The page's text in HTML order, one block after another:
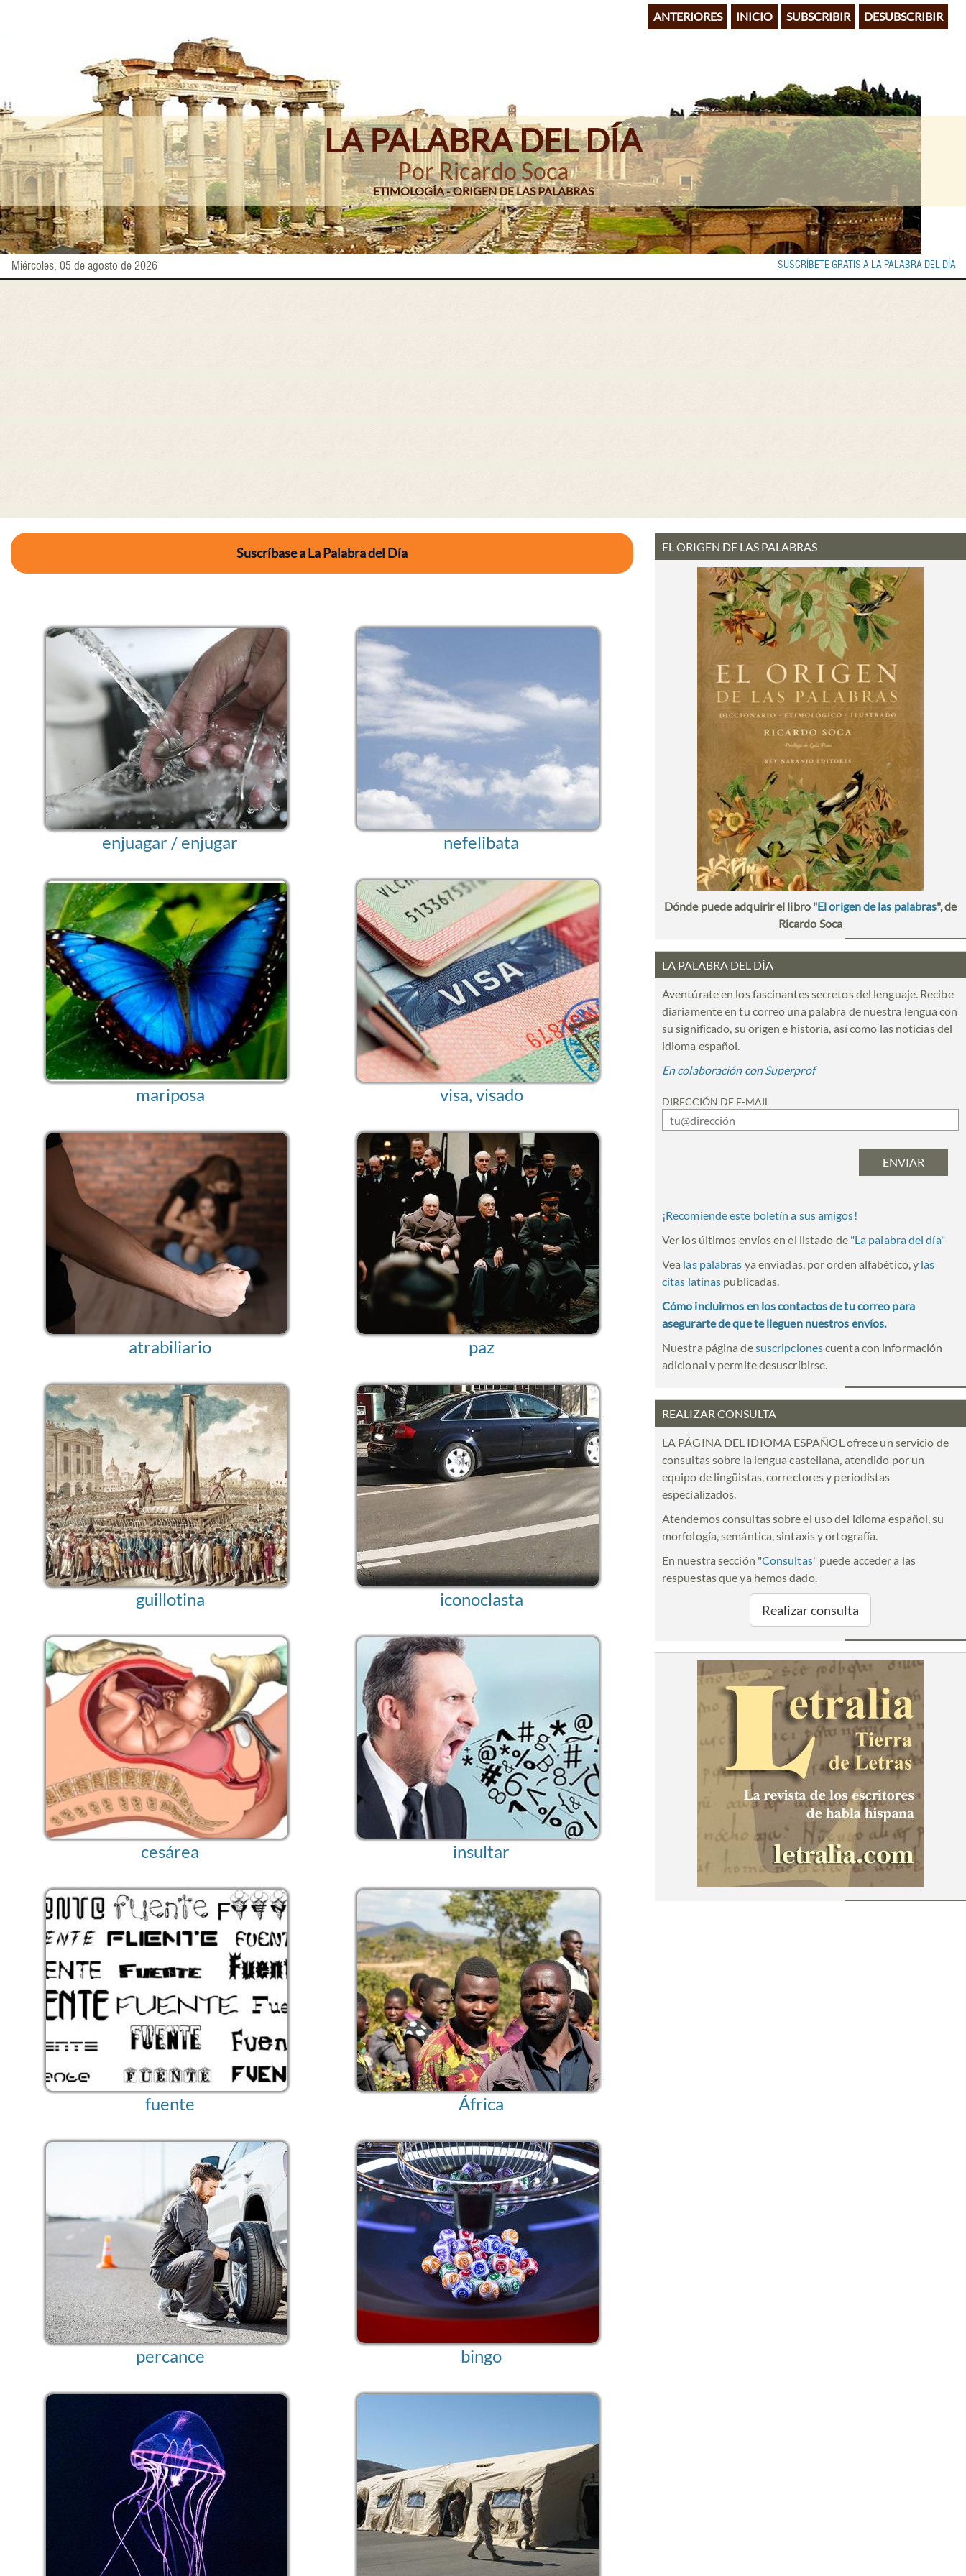
ANTERIORES INICIO SUBSCRIBIR DESUBSCRIBIR
LA PALABRA DEL DÍA
Por Ricardo Soca
ETIMOLOGÍA - ORIGEN DE LAS PALABRAS
Miércoles, 05 de agosto de 2026 SUSCRÍBETE GRATIS A LA PALABRA DEL DÍA
Suscríbase a La Palabra del Día
enjuagar / enjugar nefelibata
mariposa visa, visado
atrabiliario paz
guillotina iconoclasta
cesárea insultar
fuente África
percance bingo
EL ORIGEN DE LAS PALABRAS
Dónde puede adquirir el libro "El origen de las palabras", de
Ricardo Soca
LA PALABRA DEL DÍA
Aventúrate en los fascinantes secretos del lenguaje. Recibe
diariamente en tu correo una palabra de nuestra lengua con
su significado, su origen e historia, así como las noticias del
idioma español.
En colaboración con Superprof
DIRECCIÓN DE E-MAIL
¡Recomiende este boletín a sus amigos!
Ver los últimos envíos en el listado de "La palabra del día"
Vea las palabras ya enviadas, por orden alfabético, y las
citas latinas publicadas.
Cómo incluirnos en los contactos de tu correo para
asegurarte de que te lleguen nuestros envíos.
Nuestra página desuscripcionescuenta con información
adicional y permite desuscribirse.
REALIZAR CONSULTA
LA PÁGINA DEL IDIOMA ESPAÑOL ofrece un servicio de
consultas sobre la lengua castellana, atendido por un
equipo de lingüistas, correctores y periodistas
especializados.
Atendemos consultas sobre el uso del idioma español, su
morfología, semántica, sintaxis y ortografía.
En nuestra sección "Consultas" puede acceder a las
respuestas que ya hemos dado.
Realizar consulta